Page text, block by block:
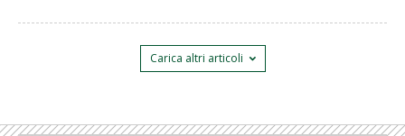
Carica altri articoli